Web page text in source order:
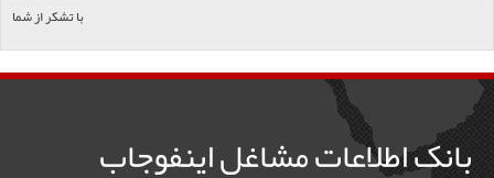
با تشکر از شما
بانک اطلاعات مشاغل اینفوجاب